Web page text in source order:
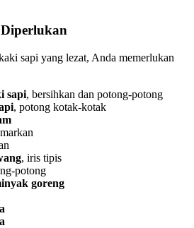
sapi yang lezat, Anda memerlukan
sapi, bersihkan dan potong-potong
, potong kotak-kotak
, iris tipis
potong
goreng